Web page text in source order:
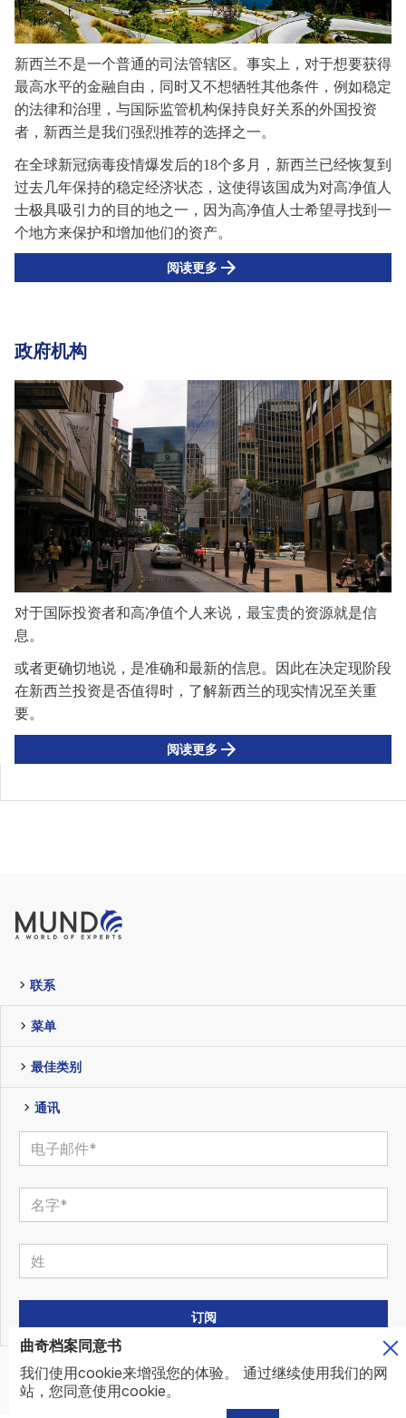
新西兰不是一个普通的司法管辖区。事实上，对于想要获得
最高水平的金融自由，同时又不想牺牲其他条件，例如稳定
的法律和治理，与国际监管机构保持良好关系的外国投资
者，新西兰是我们强烈推荐的选择之一。
在全球新冠病毒疫情爆发后的18个多月，新西兰已经恢复到
过去几年保持的稳定经济状态，这使得该国成为对高净值人
士极具吸引力的目的地之一，因为高净值人士希望寻找到一
个地方来保护和增加他们的资产。
阅读更多
政府机构
对于国际投资者和高净值个人来说，最宝贵的资源就是信
息。
或者更确切地说， 是准确和最新的信息。 因此在决定现阶段
在新西兰投资是否值得时 ， 了解新西兰的现实情况至关重
要。
阅读更多
联系
菜单
最佳类别
通讯
© www.mundo.expert | All Rights Reserved | Powered by
www.mundo.expert Team
曲奇档案同意书
我们使用cookie来增强您的体验。 通过继续使用我们的网
站，您同意使用cookie。